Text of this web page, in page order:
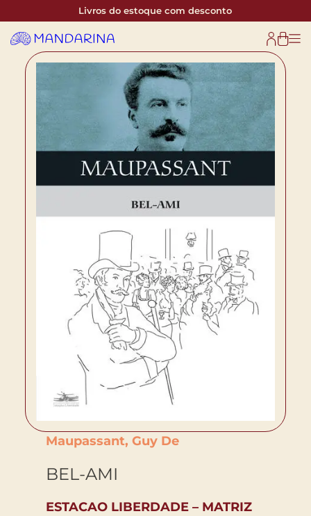
Livros do estoque com desconto
Maupassant, Guy De
BEL-AMI
ESTACAO LIBERDADE – MATRIZ